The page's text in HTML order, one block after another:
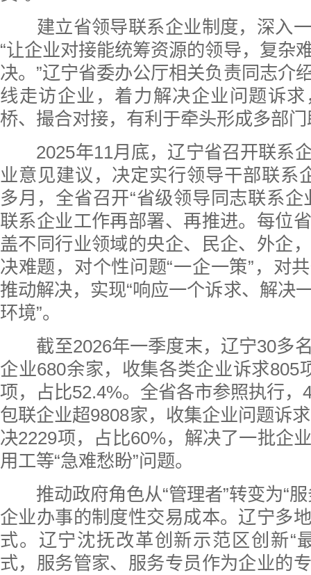
建立省领导联系企业制度，深入一
“让企业对接能统筹资源的领导，复杂
决。”辽宁省委办公厅相关负责同志介
线走访企业，着力解决企业问题诉
桥、撮合对接，有利于牵头形成多部
2025年11月底，辽宁省召开联系
业意见建议，决定实行领导干部联系
多月，全省召开“省级领导同志联系企
联系企业工作再部署、再推进。每位
盖不同行业领域的央企、民企、外企
决难题，对个性问题“一企一策”，对
推动解决，实现“响应一个诉求、解决
环境”。
截至2026年一季度末，辽宁30多
企业680余家，收集各类企业诉求805
项，占比52.4%。全省各市参照执行，
包联企业超9808家，收集企业问题诉
决2229项，占比60%，解决了一批企
用工等“急难愁盼”问题。
推动政府角色从“管理者”转变为“服
企业办事的制度性交易成本。辽宁多
式。辽宁沈抚改革创新示范区创新“
式，服务管家、服务专员作为企业的